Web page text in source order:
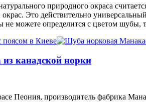
природного окраса
Это действительно
можете определится с цветом шубы,
канадской норки
Пеония, производитель фабрика